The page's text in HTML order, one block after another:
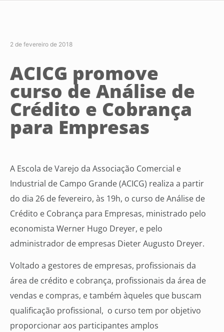
2 de fevereiro de 2018
ACICG promove
curso de Análise de
Crédito e Cobrança
para Empresas
A Escola de Varejo da Associação Comercial e
Industrial de Campo Grande (ACICG) realiza a partir
do dia 26 de fevereiro, às 19h, o curso de Análise de
Crédito e Cobrança para Empresas, ministrado pelo
economista Werner Hugo Dreyer, e pelo
administrador de empresas Dieter Augusto Dreyer.
Voltado a gestores de empresas, profissionais da
área de crédito e cobrança, profissionais da área de
vendas e compras, e também àqueles que buscam
qualificação profissional, o curso tem por objetivo
proporcionar aos participantes amplos